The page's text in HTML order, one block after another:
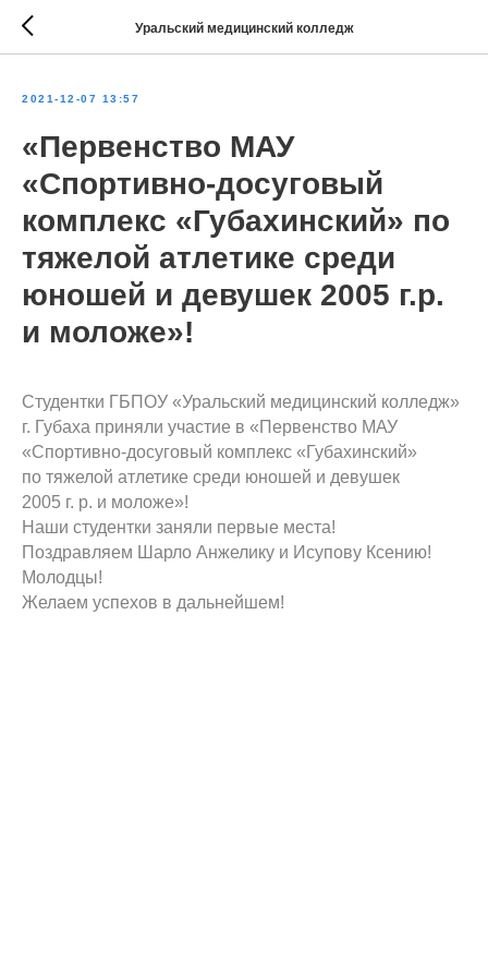
Уральский медицинский колледж
2021-12-07 13:57
«Первенство МАУ
«Спортивно-досуговый
комплекс «Губахинский» по
тяжелой атлетике среди
юношей и девушек 2005 г.р.
и моложе»!
Студентки ГБПОУ «Уральский медицинский колледж»
г. Губаха приняли участие в «Первенство МАУ
«Спортивно-досуговый комплекс «Губахинский»
по тяжелой атлетике среди юношей и девушек
2005 г. р. и моложе»!
Наши студентки заняли первые места!
Поздравляем Шарло Анжелику и Исупову Ксению!
Молодцы!
Желаем успехов в дальнейшем!